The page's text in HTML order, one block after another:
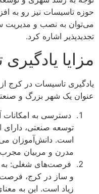
حوزه تاسیسات نیز رو به
می‌توان به نصب و مدیریت
تجدیدپذیر اشاره کرد.
مزایا
یادگیری تاسیسات در کرج
عنوان یک شهر بزرگ و
دسترسی به امکانات
توسعه صنعتی، دارای
است. دانش‌آموزان
مدرن و مربیان مجرب
فرصت‌های شغلی: به
و ساز در کرج،
زیاد است. این به